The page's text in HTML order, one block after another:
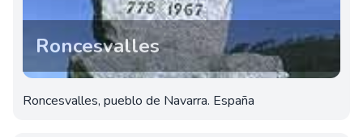
Roncesvalles
Roncesvalles, pueblo de Navarra. España